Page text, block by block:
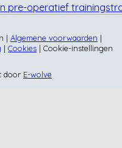
pre-operatief
| Algemene voorwaarden |
| Cookies | Cookie-instellingen
door E-wolve